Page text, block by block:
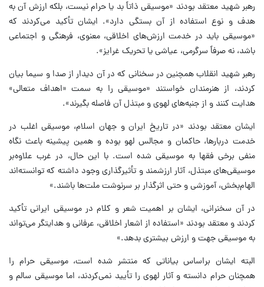
رهبر شهید معتقد بودند «موسیقی ذاتاً بد یا حرام نیست، بلکه ارزش آن به
هدف و نوع استفاده از آن بستگی دارد». ایشان تأکید می‌کردند که
«موسیقی باید در خدمت ارزش‌های اخلاقی، معنوی، فرهنگی و اجتماعی
باشد، نه صرفاً سرگرمی، عیاشی یا تحریک غرایز».
رهبر شهید انقلاب همچنین در سخنانی که در آن دیدار از صدا و سیما بیان
کردند، از هنرمندان خواستند «موسیقی را به سمت «اهداف متعالی»
هدایت کنند و از جنبه‌های لهوی و مبتذل آن فاصله بگیرند».
ایشان معتقد بودند «در تاریخ ایران و جهان اسلام، موسیقی اغلب در
خدمت دربارها، حاکمان و مجالس لهو بوده و همین پیشینه باعث نگاه
منفی برخی فقها به موسیقی شده است. با این حال، در غرب علاوه‌بر
موسیقی‌های مبتذل، آثار ارزشمند و تأثیرگذاری وجود داشته که توانسته‌اند
الهام‌بخش، آموزشی و حتی اثرگذار بر سرنوشت ملت‌ها باشند.»
در آن سخنرانی، ایشان بر اهمیت شعر و کلام در موسیقی ایرانی تأکید
کردند و معتقد بودند «استفاده از اشعار اخلاقی، عرفانی و هدایتگر می‌تواند
به موسیقی جهت و ارزش بیشتری بدهد.»
البته ایشان براساس بیاناتی که منتشر شده است، موسیقی حرام را
همچنان حرام دانسته و آثار لهوی را تأیید نمی‌کردند، اما موسیقی سالم و